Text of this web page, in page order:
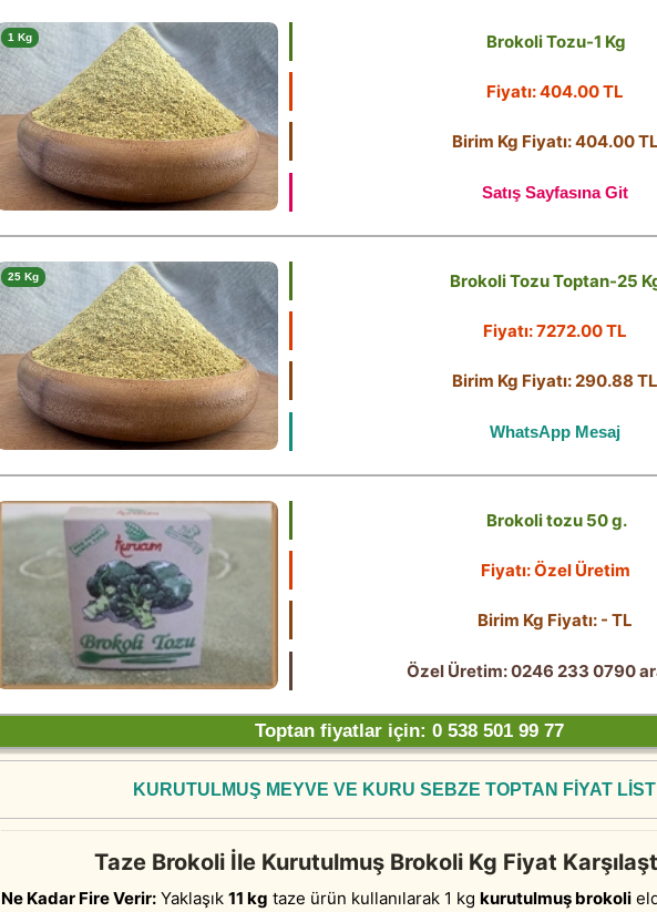
1 Kg Brokoli Tozu-1 Kg
Fiyatı: 404.00 TL
Birim Kg Fiyatı: 404.00
Satış Sayfasına Git
25 Kg Brokoli Tozu Toptan-25
Fiyatı: 7272.00 TL
Birim Kg Fiyatı: 290.88 TL
WhatsApp Mesaj
Brokoli tozu 50 g.
Fiyatı: Özel Üretim
Birim Kg Fiyatı: - TL
Özel Üretim: 0246 233 0790
Toptan fiyatlar için: 0 538 501 99 77
KURUTULMUŞ MEYVE VE KURU SEBZE TOPTAN FİYAT
Taze Brokoli İle Kurutulmuş Brokoli Kg Fiyat
Ne Kadar Fire Verir:Yaklaşık 11 kg taze ürün kullanılarak 1 kg kurutulmuş brokoli